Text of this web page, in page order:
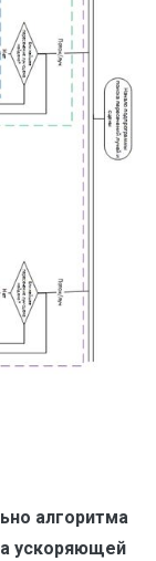
алгоритма
ускоряющей